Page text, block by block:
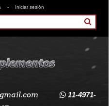
- Iniciar sesión
11-4971-